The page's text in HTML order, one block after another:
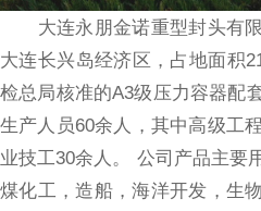
大连永朋金诺重型封头有
大连长兴岛经济区，占地面积
检总局核准的A3级压力容器配
生产人员60余人，其中高级工
业技工30余人。 公司产品主要
煤化工，造船，海洋开发，生